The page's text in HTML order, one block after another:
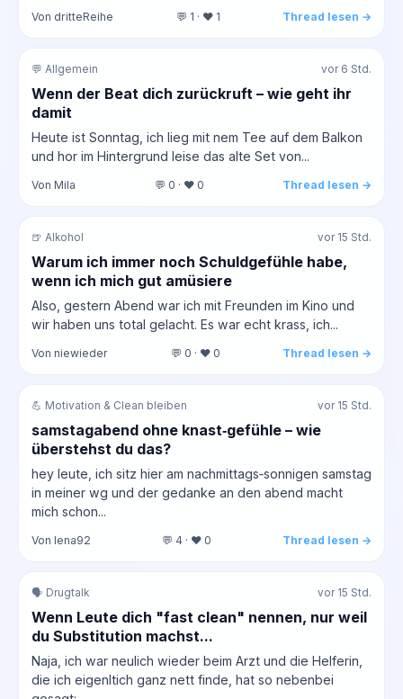
Von dritteReihe 💬 1 · ❤️ 1 Thread lesen →
💬 Allgemein vor 6 Std.
Wenn der Beat dich zurückruft – wie geht ihr
damit
Heute ist Sonntag, ich lieg mit nem Tee auf dem Balkon
und hor im Hintergrund leise das alte Set von...
Von Mila 💬 0 · ❤️ 0 Thread lesen →
🍺 Alkohol vor 15 Std.
Warum ich immer noch Schuldgefühle habe,
wenn ich mich gut amüsiere
Also, gestern Abend war ich mit Freunden im Kino und
wir haben uns total gelacht. Es war echt krass, ich...
Von niewieder 💬 0 · ❤️ 0 Thread lesen →
💪 Motivation & Clean bleiben vor 15 Std.
samstagabend ohne knast‑gefühle – wie
überstehst du das?
hey leute, ich sitz hier am nachmittags‑sonnigen samstag
in meiner wg und der gedanke an den abend macht
mich schon...
Von lena92 💬 4 · ❤️ 0 Thread lesen →
🗣️ Drugtalk vor 15 Std.
Wenn Leute dich "fast clean" nennen, nur weil
du Substitution machst...
Naja, ich war neulich wieder beim Arzt und die Helferin,
die ich eigenltich ganz nett finde, hat so nebenbei